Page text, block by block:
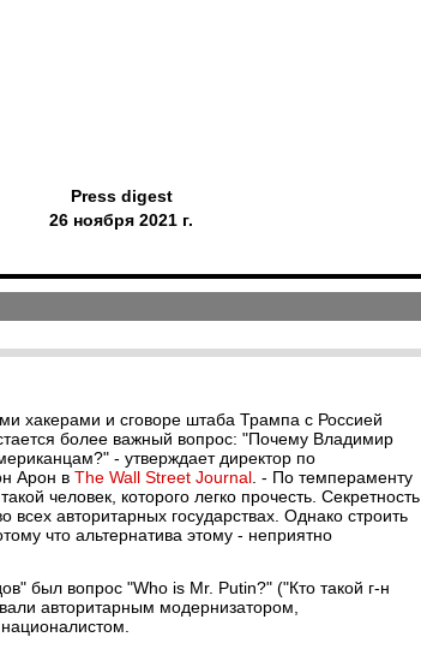
Press digest
26 ноября 2021 г.
хакерами и сговоре штаба Трампа с Россией
более важный вопрос: "Почему Владимир
- утверждает директор по
Арон в The Wall Street Journal . - По темпераменту
человек, которого легко прочесть. Секретность
авторитарных государствах. Однако строить
что альтернатива этому - неприятно
был вопрос "Who is Mr. Putin?" ("Кто такой г-н
авторитарным модернизатором,